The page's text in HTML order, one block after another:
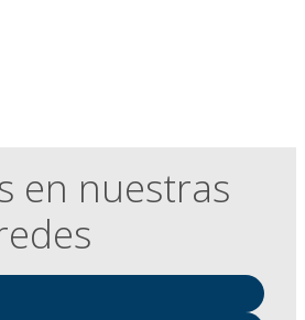
en nuestras